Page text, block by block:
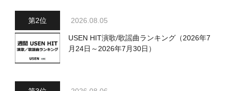
2026.08.05
USEN HIT演歌/歌謡曲ランキング（2026年7
月24日～2026年7月30日）